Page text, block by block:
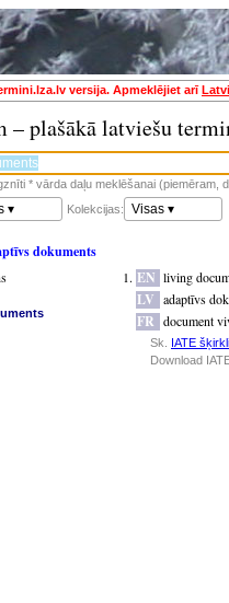
versija. Apmeklējiet arī
– plašākā latviešu
* vārda daļu meklēšanai (piemēram,
▾ Kolekcijas: Visas ▾
dokuments
EN living
LV adaptīvs
FR document
Sk. IATE šķirkli
Download